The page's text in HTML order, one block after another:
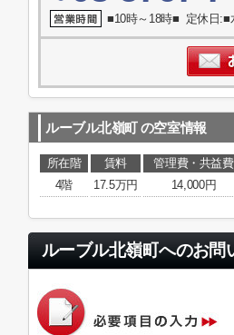
■10時～18時■ 定休日:■
ルーブル北嶺町の空室情報
所在階 賃料 管理費・共益費
4階
17.5万円 14,000円
ルーブル北嶺町へのお問